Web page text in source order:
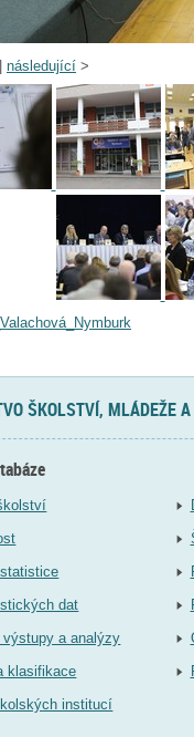
následující >
ŠKOLSTVÍ, MLÁDEŽE
dat
a analýzy
klasifikace
institucí